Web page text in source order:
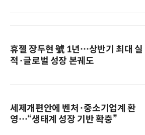
휴젤 장두현 號 1년…상반기 최대 실
적·글로벌 성장 본궤도
세제개편안에 벤처·중소기업계 환
영…“생태계 성장 기반 확충”